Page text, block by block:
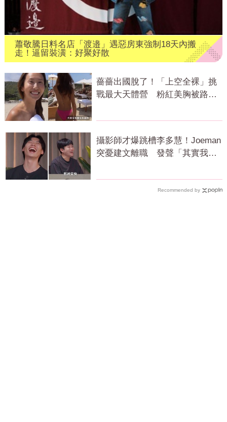
蕭敬騰日料名店「渡邉」遇惡房東強制18天內搬
走！逼留裝潢：好聚好散
薔薔出國脫了！「上空全裸」挑
戰最大天體營 粉紅美胸被路人
攝影師才爆跳槽李多慧！Joeman
突憂建文離職 發聲「其實我很
Recommended by